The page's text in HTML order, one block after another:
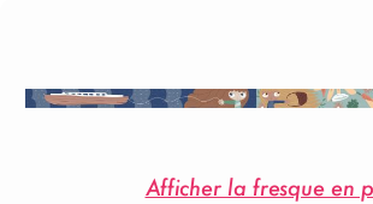
Afficher la fresque en